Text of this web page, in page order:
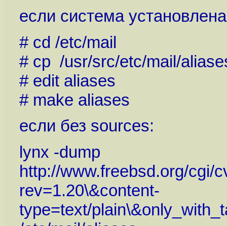
если система
# cd /etc/mail
# cp /usr/src/etc/mail/
# edit aliases
# make aliases
если без sources:
lynx -dump
http://www.freebsd.org/cgi/
rev=1.20\&content-
type=text/